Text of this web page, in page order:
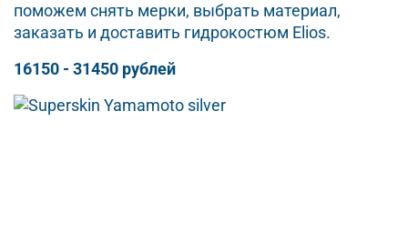
поможем снять мерки, выбрать материал,
заказать и доставить гидрокостюм Elios.
16150 - 31450 рублей